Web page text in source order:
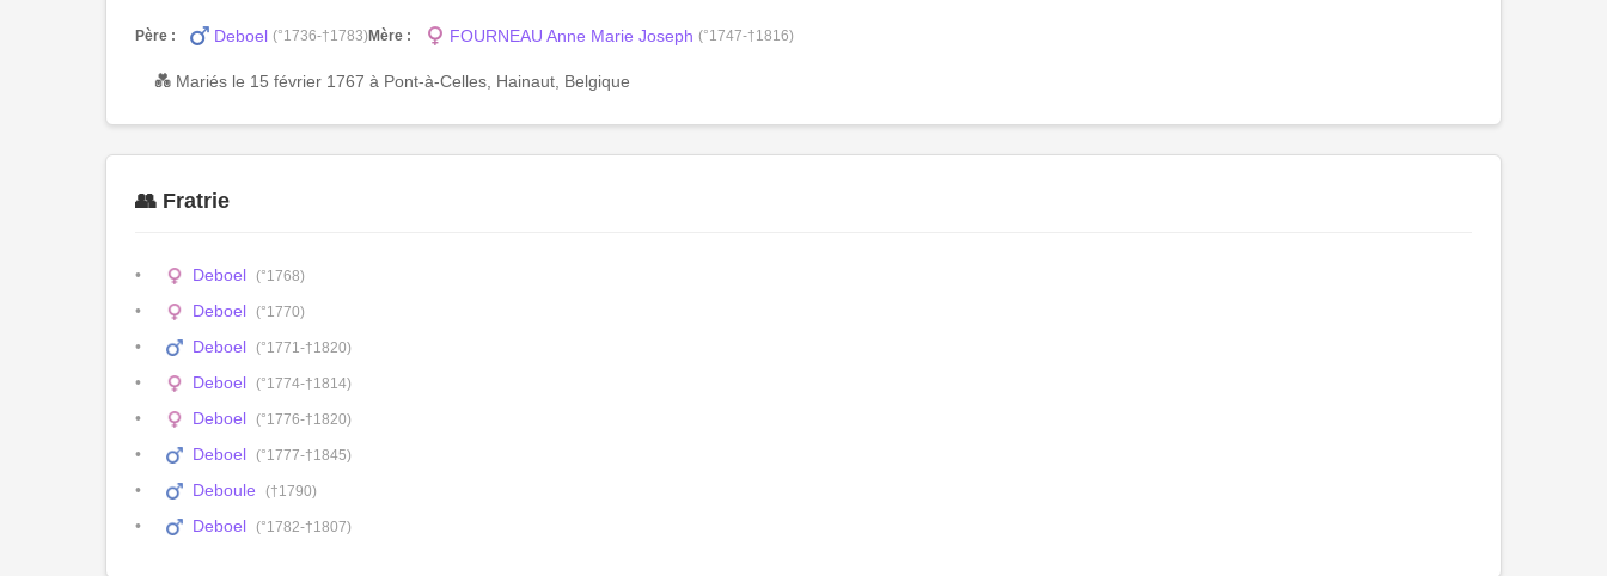
Père : Deboel (°1736-†1783)Mère : FOURNEAU Anne Marie Joseph (°1747-†1816)
💑 Mariés le 15 février 1767 à Pont-à-Celles, Hainaut, Belgique
👥 Fratrie
Deboel (°1768)
Deboel (°1770)
Deboel (°1771-†1820)
Deboel (°1774-†1814)
Deboel (°1776-†1820)
Deboel (°1777-†1845)
Deboule (†1790)
Deboel (°1782-†1807)